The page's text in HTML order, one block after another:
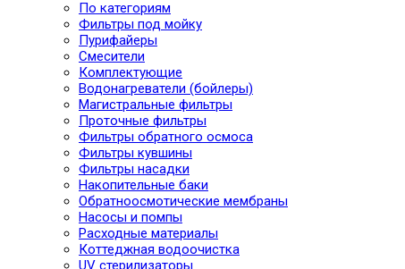
По категориям
Фильтры под мойку
Пурифайеры
Смесители
Комплектующие
Водонагреватели (бойлеры)
Магистральные фильтры
Проточные фильтры
Фильтры обратного осмоса
Фильтры кувшины
Фильтры насадки
Накопительные баки
Обратноосмотические мембраны
Насосы и помпы
Расходные материалы
Коттеджная водоочистка
UV стерилизаторы